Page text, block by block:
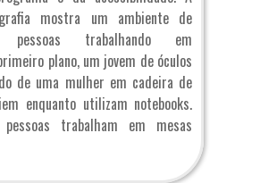
mostra um ambiente de
trabalhando em
plano, um jovem de óculos
de uma mulher em cadeira de
enquanto utilizam notebooks.
trabalham em mesas